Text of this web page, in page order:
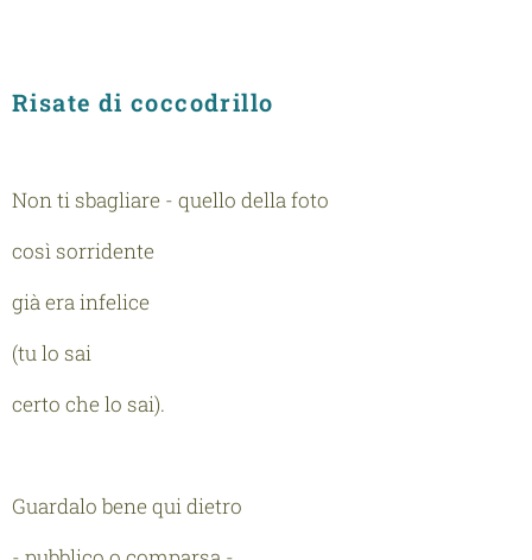
Risate di coccodrillo
Non ti sbagliare - quello della foto
così sorridente
già era infelice
(tu lo sai
certo che lo sai).
Guardalo bene qui dietro